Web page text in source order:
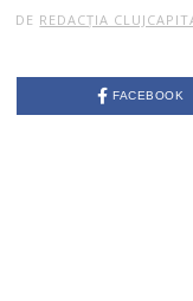
DE REDACȚIA
FACEBOOK